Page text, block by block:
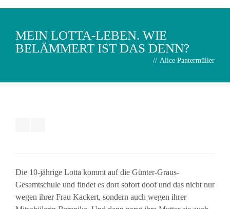
MEIN LOTTA-LEBEN. WIE
BELÄMMERT IST DAS DENN?
// Alice Pantermüller
Die 10-jährige Lotta kommt auf die Günter-Graus-
Gesamtschule und findet es dort sofort doof und das nicht nur
wegen ihrer Frau Kackert, sondern auch wegen ihrer